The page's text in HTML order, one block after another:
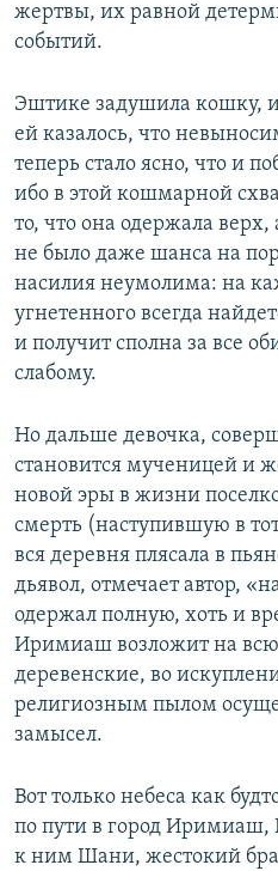
жертвы, их равной
событий.
Эштике задушила кошку, и
ей казалось, что
теперь стало ясно, что и
ибо в этой кошмарной
то, что она одержала верх,
не было даже шанса на
насилия неумолима: на
угнетенного всегда
и получит сполна за все
слабому.
Но дальше девочка,
становится мученицей и
новой эры в жизни
смерть (наступившую в
вся деревня плясала в
дьявол, отмечает автор,
одержал полную, хоть и
Иримиаш возложит на
деревенские, во
религиозным пылом
замысел.
Вот только небеса как
по пути в город
к ним Шани, жестокий